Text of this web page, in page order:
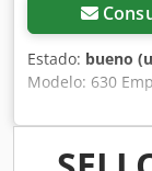
Estado: bueno
Modelo: 630
con base Datos
mm Crsdextat
Velocidad de